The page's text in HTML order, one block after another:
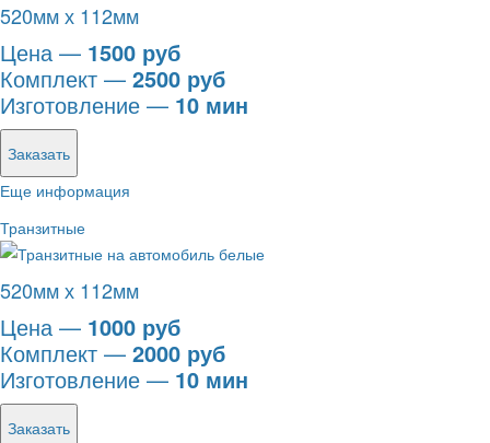
520мм х 112мм
Цена — 1500 руб
Комплект — 2500 руб
Изготовление — 10 мин
Заказать
Еще информация
Транзитные
520мм х 112мм
Цена — 1000 руб
Комплект — 2000 руб
Изготовление — 10 мин
Заказать